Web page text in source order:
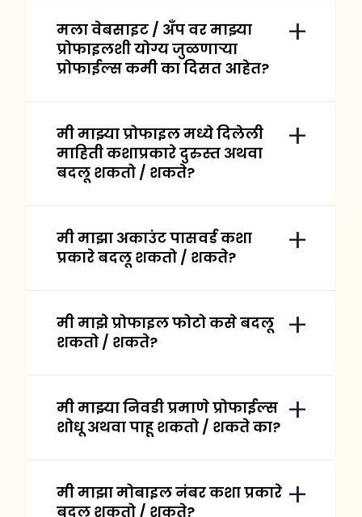
मला वेबसाइट / अँप वर माझ्या
प्रोफाइलशी योग्य जुळणाऱ्या
प्रोफाईल्स कमी का दिसत आहेत?
मी माझ्या प्रोफाइल मध्ये दिलेली
माहिती कशाप्रकारे दुरुस्त अथवा
बदलू शकतो / शकते?
मी माझा अकाउंट पासवर्ड कशा
प्रकारे बदलू शकतो / शकते?
मी माझे प्रोफाइल फोटो कसे बदलू
शकतो / शकते?
मी माझ्या निवडी प्रमाणे प्रोफाईल्स
शोधू अथवा पाहू शकतो / शकते का?
मी माझा मोबाइल नंबर कशा प्रकारे
बदलू शकतो / शकते?